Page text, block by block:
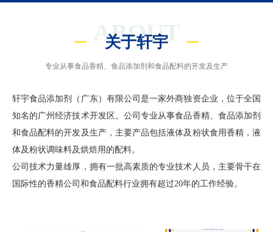
ABOUT
关于轩宇
专业从事食品香精、食品添加剂和食品配料的开发及生产
轩宇食品添加剂（广东）有限公司是一家外商独资企业，位于全国
知名的广州经济技术开发区。公司专业从事食品香精、食品添加剂
和食品配料的开发及生产，主要产品包括液体及粉状食用香精，液
体及粉状调味料及烘焙用的配料。
公司技术力量雄厚，拥有一批高素质的专业技术人员，主要骨干在
国际性的香精公司和食品配料行业拥有超过20年的工作经验。